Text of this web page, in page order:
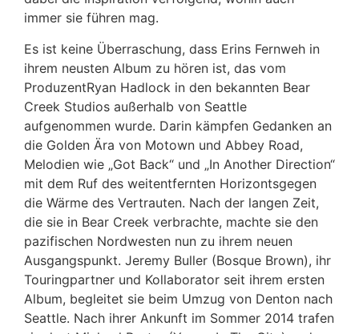
immer sie führen mag.
Es ist keine Überraschung, dass Erins Fernweh in
ihrem neusten Album zu hören ist, das vom
ProduzentRyan Hadlock in den bekannten Bear
Creek Studios außerhalb von Seattle
aufgenommen wurde. Darin kämpfen Gedanken an
die Golden Ära von Motown und Abbey Road,
Melodien wie „Got Back“ und „In Another Direction“
mit dem Ruf des weitentfernten Horizontsgegen
die Wärme des Vertrauten. Nach der langen Zeit,
die sie in Bear Creek verbrachte, machte sie den
pazifischen Nordwesten nun zu ihrem neuen
Ausgangspunkt. Jeremy Buller (Bosque Brown), ihr
Touringpartner und Kollaborator seit ihrem ersten
Album, begleitet sie beim Umzug von Denton nach
Seattle. Nach ihrer Ankunft im Sommer 2014 trafen